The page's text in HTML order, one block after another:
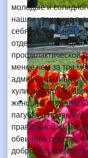
молодые и
нашли утешение в
себя нормальной
отделении
профилактической
менее чем за три
административной
хулиганство. Во
женщина старалась
пагубную привычку,
правильной жизни.
обвиняла
добровольное